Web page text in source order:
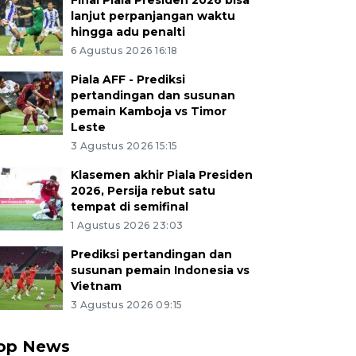
lanjut perpanjangan waktu
hingga adu penalti
6 Agustus 2026 16:18
Piala AFF - Prediksi
pertandingan dan susunan
pemain Kamboja vs Timor
Leste
3 Agustus 2026 15:15
Klasemen akhir Piala Presiden
2026, Persija rebut satu
tempat di semifinal
1 Agustus 2026 23:03
Prediksi pertandingan dan
susunan pemain Indonesia vs
Vietnam
3 Agustus 2026 09:15
News